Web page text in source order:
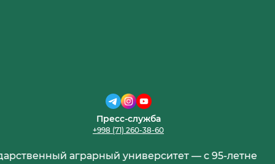
Пресс-служба
+998 (71) 260-38-60
аграрный университет — с 95-летней